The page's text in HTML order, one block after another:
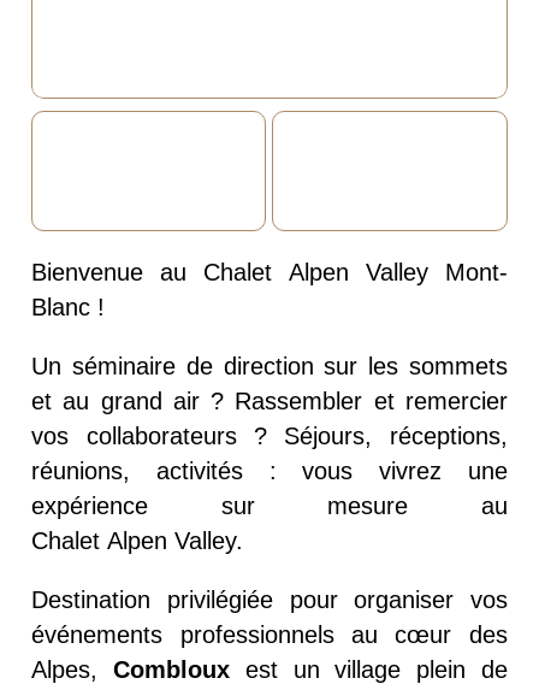
Bienvenue au Chalet Alpen Valley Mont-
Blanc !
Un séminaire de direction sur les sommets
et au grand air ? Rassembler et remercier
vos collaborateurs ? Séjours, réceptions,
réunions, activités :vous vivrez une
expérience sur mesure au
ChaletAlpen Valley.
Destination privilégiée pour organiser vos
événements professionnels au cœur des
Alpes, Combloux est un village plein de